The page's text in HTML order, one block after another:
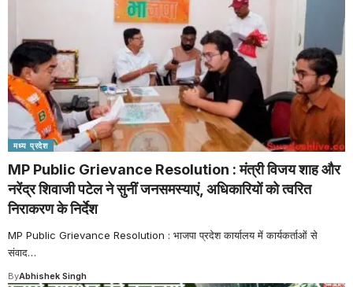
मध्य प्रदेश
MP Public Grievance Resolution : मंत्री विजय शाह और
नरेंद्र शिवाजी पटेल ने सुनीं जनसमस्याएं, अधिकारियों को त्वरित
निराकरण के निर्देश
MP Public Grievance Resolution : भाजपा प्रदेश कार्यालय में कार्यकर्ताओं से
संवाद…
ByAbhishek Singh